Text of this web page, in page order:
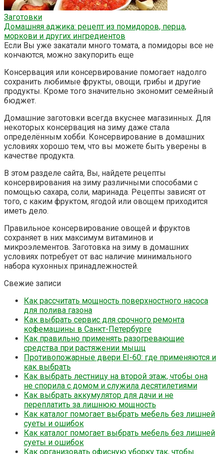
Заготовки
Домашняя аджика: рецепт из помидоров, перца,
моркови и других ингредиентов
Если Вы уже закатали много томата, а помидоры все не
кончаются, можно закупорить еще
Консервация или консервирование помогает надолго
сохранить любимые фрукты, овощи, грибы и другие
продукты. Кроме того значительно экономит семейный
бюджет.
Домашние заготовки всегда вкуснее магазинных. Для
некоторых консервация на зиму даже стала
определённым хобби. Консервирование в домашних
условиях хорошо тем, что вы можете быть уверены в
качестве продукта.
В этом разделе сайта, Вы, найдете рецепты
консервирования на зиму различными способами с
помощью сахара, соли, маринада. Рецепты зависят от
того, с каким фруктом, ягодой или овощем приходится
иметь дело.
Правильное консервирование овощей и фруктов
сохраняет в них максимум витаминов и
микроэлементов. Заготовка на зиму в домашних
условиях потребует от вас наличие минимального
набора кухонных принадлежностей.
Свежие записи
Как рассчитать мощность поверхностного насоса
для полива газона
Как выбрать сервис для срочного ремонта
кофемашины в Санкт-Петербурге
Как правильно применять разогревающие
средства при растяжении мышц
Противопожарные двери EI-60: где применяются и
как выбрать
Как выбрать лестницу на второй этаж, чтобы она
не спорила с домом и служила десятилетиями
Как выбрать аккумулятор для дачи и не
переплатить за лишнюю мощность
Как каталог помогает выбрать мебель без лишней
суеты и ошибок
Как каталог помогает выбрать мебель без лишней
суеты и ошибок
Как организовать офисную уборку так, чтобы